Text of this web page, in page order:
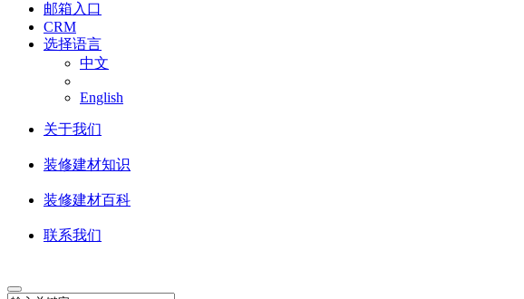
邮箱入口
CRM
选择语言
中文
English
关于我们
装修建材知识
装修建材百科
联系我们